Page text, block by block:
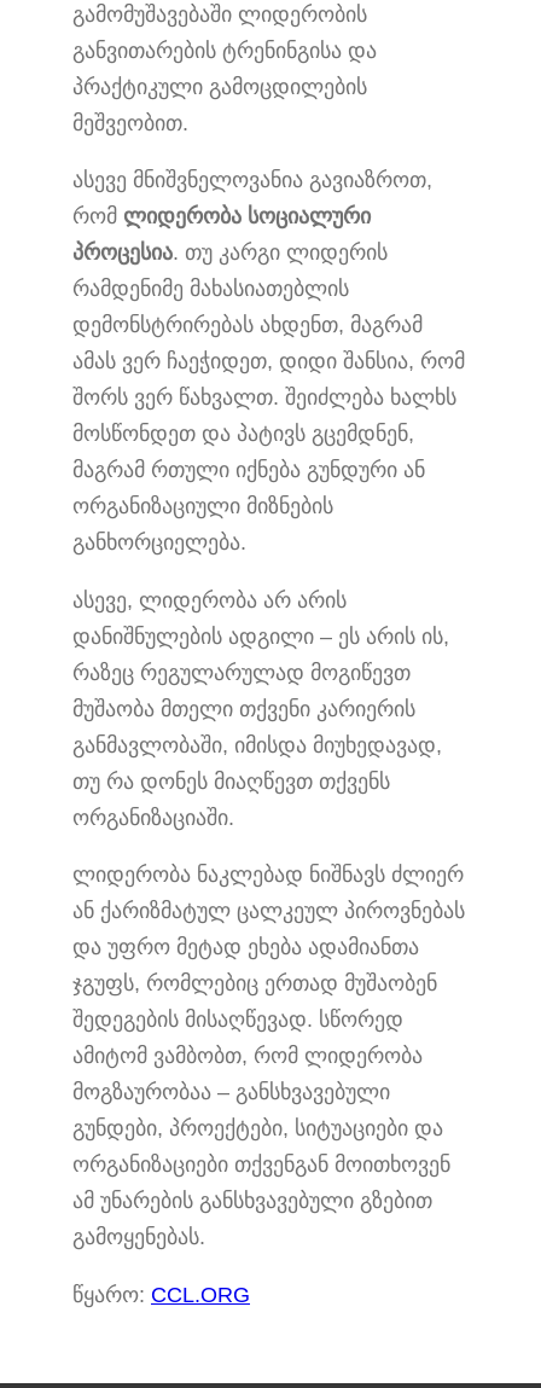
გამომუშავებაში ლიდერობის
განვითარების ტრენინგისა და
პრაქტიკული გამოცდილების
მეშვეობით.
ასევე მნიშვნელოვანია გავიაზროთ,
რომ ლიდერობა სოციალური
პროცესია. თუ კარგი ლიდერის
რამდენიმე მახასიათებლის
დემონსტრირებას ახდენთ, მაგრამ
ამას ვერ ჩაეჭიდეთ, დიდი შანსია, რომ
შორს ვერ წახვალთ. შეიძლება ხალხს
მოსწონდეთ და პატივს გცემდნენ,
მაგრამ რთული იქნება გუნდური ან
ორგანიზაციული მიზნების
განხორციელება.
ასევე, ლიდერობა არ არის
დანიშნულების ადგილი – ეს არის ის,
რაზეც რეგულარულად მოგიწევთ
მუშაობა მთელი თქვენი კარიერის
განმავლობაში, იმისდა მიუხედავად,
თუ რა დონეს მიაღწევთ თქვენს
ორგანიზაციაში.
ლიდერობა ნაკლებად ნიშნავს ძლიერ
ან ქარიზმატულ ცალკეულ პიროვნებას
და უფრო მეტად ეხება ადამიანთა
ჯგუფს, რომლებიც ერთად მუშაობენ
შედეგების მისაღწევად. სწორედ
ამიტომ ვამბობთ, რომ ლიდერობა
მოგზაურობაა – განსხვავებული
გუნდები, პროექტები, სიტუაციები და
ორგანიზაციები თქვენგან მოითხოვენ
ამ უნარების განსხვავებული გზებით
გამოყენებას.
წყარო: CCL.ORG